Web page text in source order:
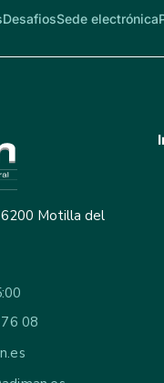
DesafiosSede electrónica
Motilla del
08